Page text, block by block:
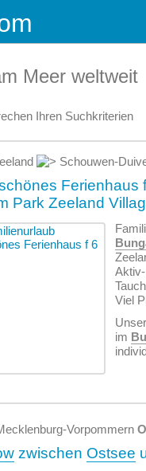
Meer weltweit
Ihren Suchkriterien
Schouwen-
Ferienhaus
Park Zeeland
Viel
im
Vorpommern
zwischen Ostsee